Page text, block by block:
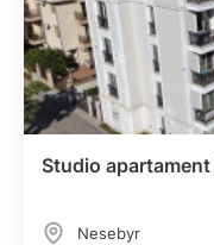
Studio
Nesebyr